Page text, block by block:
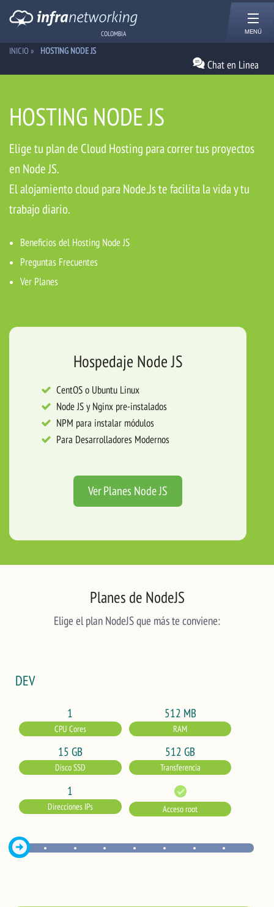
COLOMBIA MENÚ
INICIO» HOSTING NODE JS
Chat en Linea
HOSTING NODE JS
Elige tu plan de Cloud Hosting para correr tus proyectos
en Node JS.
El alojamiento cloud para Node.Js te facilita la vida y tu
trabajo diario.
Beneficios del Hosting Node JS
Preguntas Frecuentes
Ver Planes
Hospedaje Node JS
CentOS o Ubuntu Linux
Node JS y Nginx pre-instalados
NPM para instalar módulos
Para Desarrolladores Modernos
Ver Planes Node JS
Planes de NodeJS
Elige el plan NodeJS que más te conviene:
DEV
1
CPU Cores
512 MB
RAM
15 GB
Disco SSD
512 GB
Transferencia
1
Direcciones IPs Acceso root